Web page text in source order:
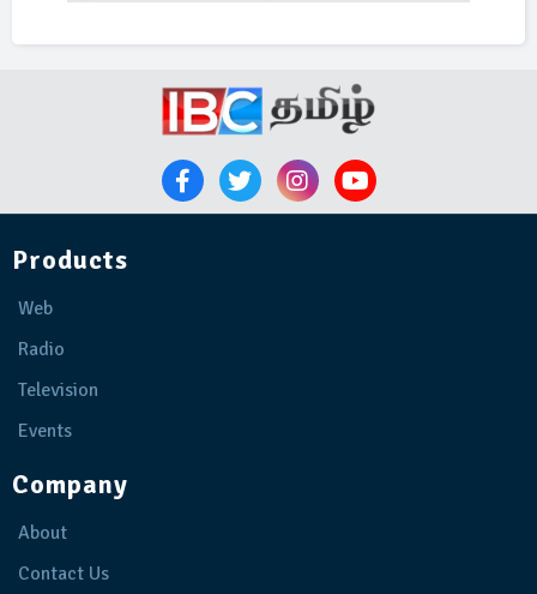
Products
Web
Radio
Television
Events
Company
About
Contact Us